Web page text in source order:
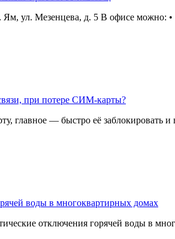
Ям, ул. Мезенцева, д. 5 В офисе можно: •
при потере СИМ-карты?
главное — быстро её заблокировать и
воды в многоквартирных домах
отключения горячей воды в